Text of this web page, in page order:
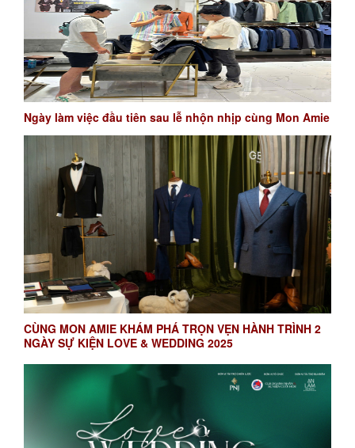
Ngày làm việc đầu tiên sau lễ nhộn nhịp cùng Mon Amie
CÙNG MON AMIE KHÁM PHÁ TRỌN VẸN HÀNH TRÌNH 2
NGÀY SỰ KIỆN LOVE & WEDDING 2025